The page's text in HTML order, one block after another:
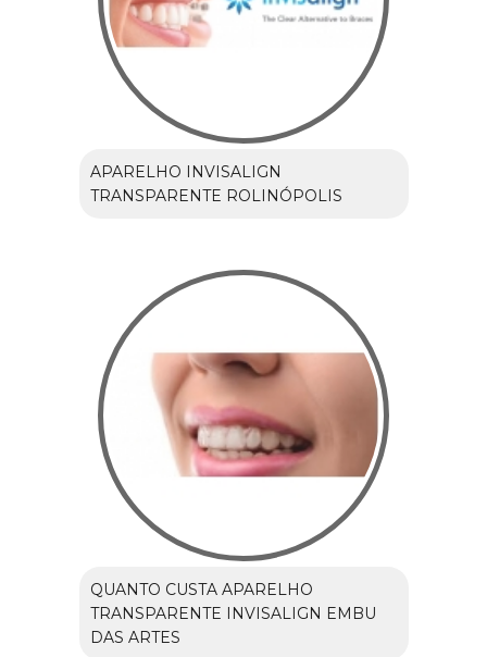
APARELHO INVISALIGN
TRANSPARENTE ROLINÓPOLIS
QUANTO CUSTA APARELHO
TRANSPARENTE INVISALIGN EMBU
DAS ARTES